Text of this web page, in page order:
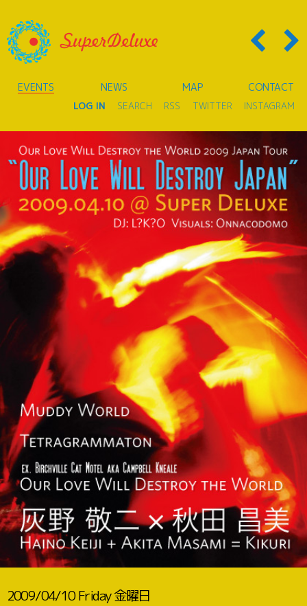
EVENTS NEWS MAP CONTACT
LOG IN SEARCH RSS TWITTER INSTAGRAM
2009/04/10Friday金曜日